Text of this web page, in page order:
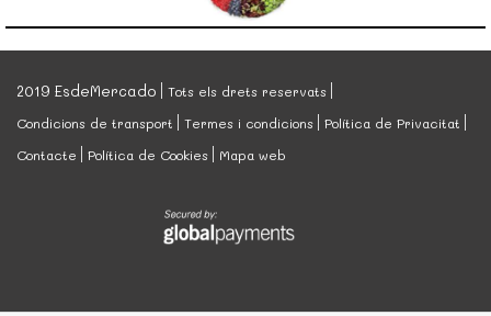
2019 EsdeMercado
Tots els drets reservats
Condicions de transport
Termes i condicions
Política de Privacitat
Contacte
Política de Cookies Mapa web